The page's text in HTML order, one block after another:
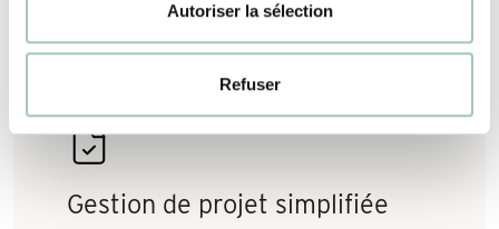
Autoriser la sélection
Refuser
Gestion de projet simplifiée